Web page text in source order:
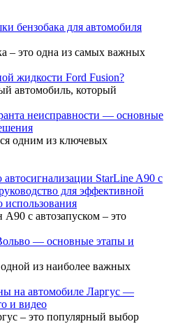
бензобака для автомобиля
– это одна из самых важных
жидкости Ford Fusion?
автомобиль, который
неисправности — основные
одним из ключевых
StarLine A90 с
для эффективной
использования
с автозапуском – это
— основные этапы и
одной из наиболее важных
на автомобиле Ларгус —
и видео
– это популярный выбор